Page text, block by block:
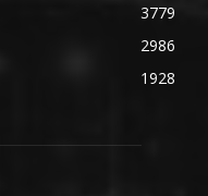
3779
2986
1928